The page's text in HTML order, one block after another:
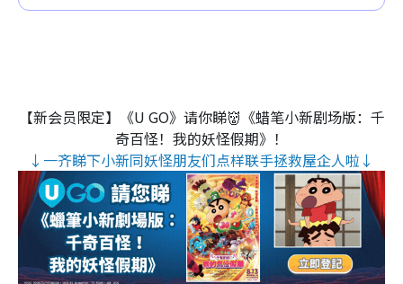
【新会员限定】《U GO》请你睇👹《蜡笔小新剧场版：千
奇百怪！我的妖怪假期》！
↓一齐睇下小新同妖怪朋友们点样联手拯救屋企人啦↓